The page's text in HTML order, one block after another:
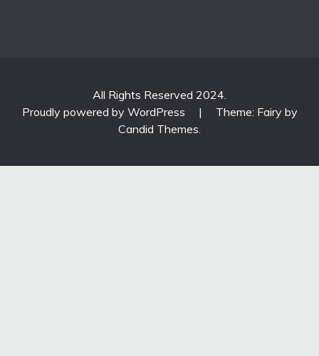
All Rights Reserved 2024.
Proudly powered by WordPress
|
Theme: Fairy by
Candid Themes.